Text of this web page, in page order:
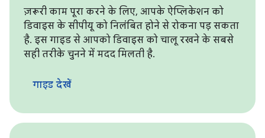
ज़रूरी काम पूरा करने के लिए, आपके ऐप्लिकेशन को
डिवाइस के सीपीयू को निलंबित होने से रोकना पड़ सकता
है. इस गाइड से आपको डिवाइस को चालू रखने के सबसे
सही तरीके चुनने में मदद मिलती है.
गाइड देखें